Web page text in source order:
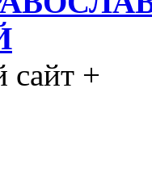
сайт +